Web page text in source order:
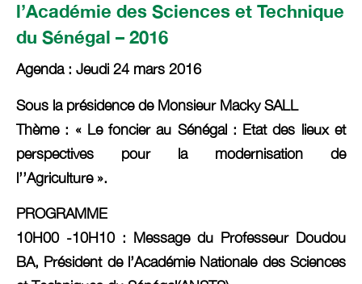
l’Académie des Sciences et Technique
du Sénégal – 2016
Agenda : Jeudi 24 mars 2016
Sous la présidence de Monsieur Macky SALL
Thème : « Le foncier au Sénégal : Etat des lieux et
perspectives pour la modernisation de
l’’Agriculture ».
PROGRAMME
10H00 -10H10: Message du Professeur Doudou
BA, Président de l’Académie Nationale des Sciences